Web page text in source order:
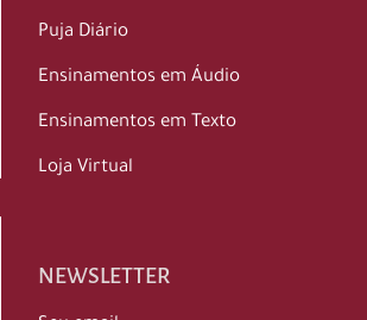
Puja Diário
Ensinamentos em Áudio
Ensinamentos em Texto
Loja Virtual
NEWSLETTER